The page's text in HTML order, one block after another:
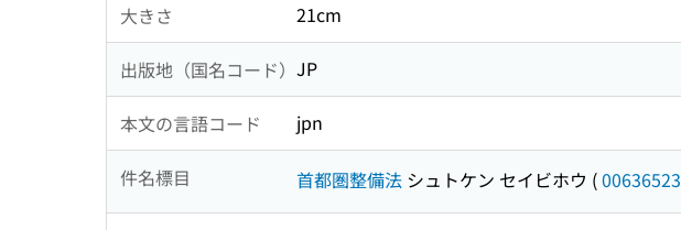
大きさ 21cm
出版地（国名コード） JP
本文の言語コード jpn
件名標目 首都圏整備法 シュトケン セイビホウ (00636523